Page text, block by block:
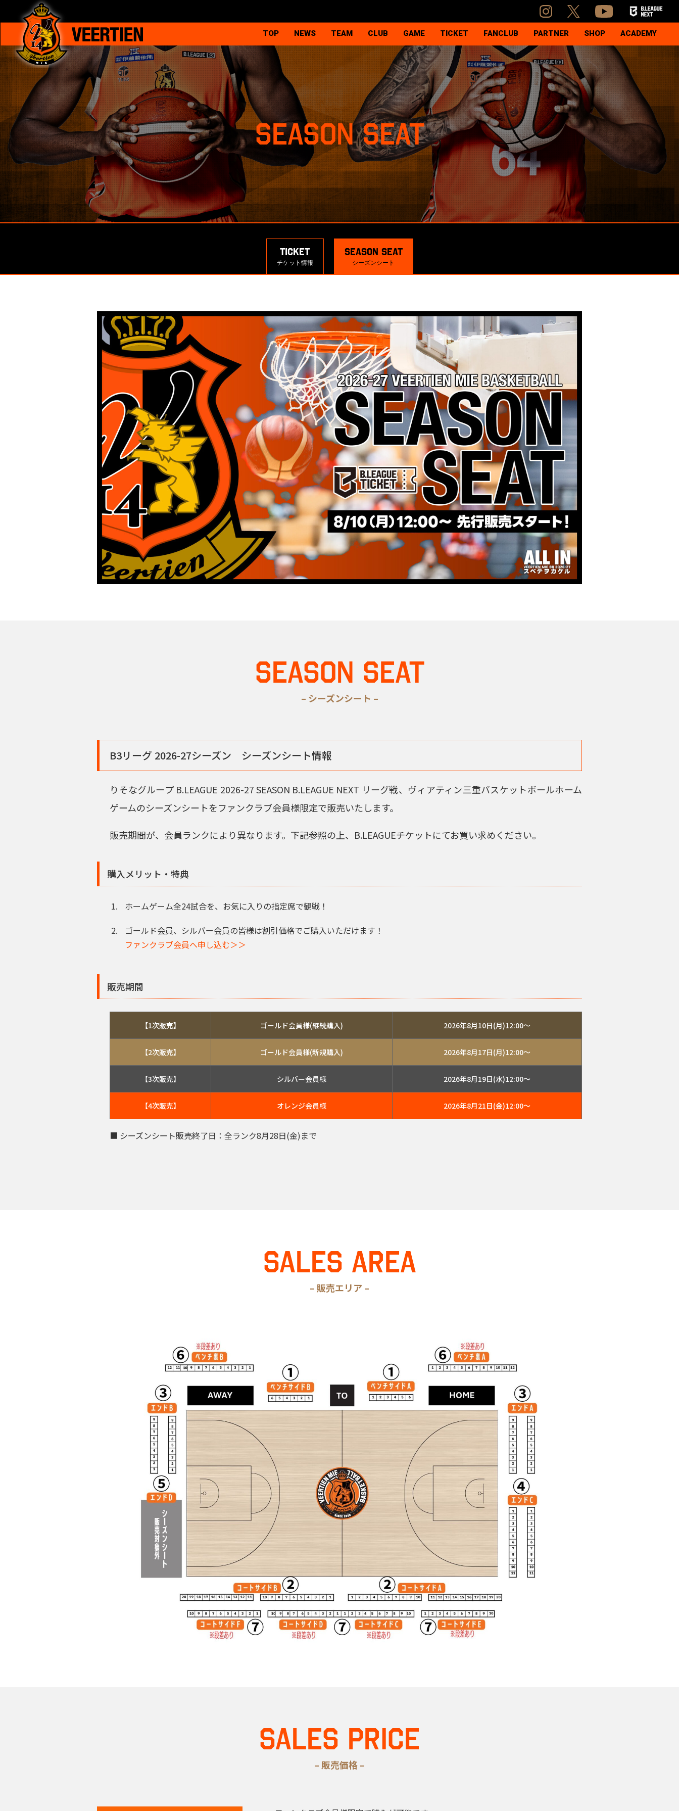
TOP NEWS TEAM
選手
スタッフ
ヴィアティン三重チア
CLUB
クラブ概要
代表挨拶・理念
GAME
試合日程＆結果
順位表
観戦マナー＆ルール
新型コロナウイルス感染症対策
TICKET
チケット
シーズンシート
FANCLUB PARTNER SHOP ACADEMY
アカデミー活動指針
U15概要
U15コーチ紹介
U15選手紹介
U15試合日程・結果
スクール
SEASON SEAT
TICKET
チケット情報
SEASON SEAT
シーズンシート
SEASON SEAT
– シーズンシート –
B3リーグ 2026-27シーズン シーズンシート情報
りそなグループ B.LEAGUE 2026-27 SEASON B.LEAGUE NEXT リーグ戦、ヴィアティン三重バスケットボールホーム
ゲームのシーズンシートをファンクラブ会員様限定で販売いたします。
販売期間が、会員ランクにより異なります。下記参照の上、B.LEAGUEチケットにてお買い求めください。
購入メリット・特典
ホームゲーム全24試合を、お気に入りの指定席で観戦！
ゴールド会員、シルバー会員の皆様は割引価格でご購入いただけます！
ファンクラブ会員へ申し込む＞＞
販売期間
【1次販売】 ゴールド会員様(継続購入) 2026年8月10日(月)12:00～
【2次販売】 ゴールド会員様(新規購入) 2026年8月17日(月)12:00～
【3次販売】 シルバー会員様 2026年8月19日(水)12:00～
【4次販売】 オレンジ会員様 2026年8月21日(金)12:00～
■ シーズンシート販売終了日：全ランク8月28日(金)まで
SALES AREA
– 販売エリア –
SALES PRICE
– 販売価格 –